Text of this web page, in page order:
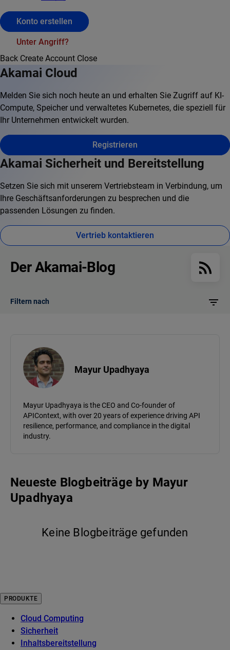
Konto erstellen
Unter Angriff?
Back Create Account Close
Akamai Cloud
Melden Sie sich noch heute an und erhalten Sie Zugriff auf KI-
Compute, Speicher und verwaltetes Kubernetes, die speziell für
Ihr Unternehmen entwickelt wurden.
Registrieren
Akamai Sicherheit und Bereitstellung
Setzen Sie sich mit unserem Vertriebsteam in Verbindung, um
Ihre Geschäftsanforderungen zu besprechen und die
passenden Lösungen zu finden.
Vertrieb kontaktieren
Der Akamai-Blog
Filtern nach
Mayur Upadhyaya
Mayur Upadhyaya is the CEO and Co-founder of
APIContext, with over 20 years of experience driving API
resilience, performance, and compliance in the digital
industry.
Neueste Blogbeiträge by Mayur
Upadhyaya
Keine Blogbeiträge gefunden
PRODUKTE
Cloud Computing
Sicherheit
Inhaltsbereitstellung